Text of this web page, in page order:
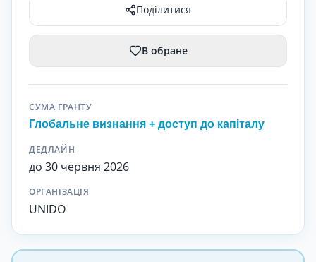
Поділитися
В обране
СУМА ГРАНТУ
Глобальне визнання + доступ до капіталу
ДЕДЛАЙН
до 30 червня 2026
ОРГАНІЗАЦІЯ
UNIDO